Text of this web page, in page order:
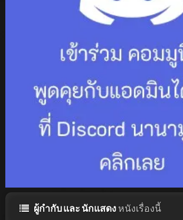
ผู้กำกับ และ นักแสดงหนังเรื่องนี้